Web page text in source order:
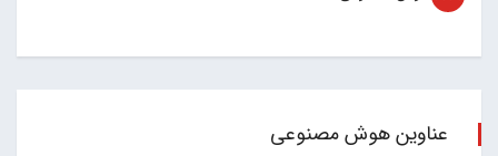
عناوین هوش مصنوعی